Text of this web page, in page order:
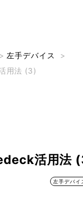
>左手デバイス
>
用法 (3)
活用法
左手デバイ